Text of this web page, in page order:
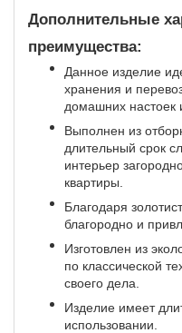
Дополнительные
преимущества:
Данное изделие
хранения и
домашних настоек
Выполнен из
длительный срок
интерьер
квартиры.
Благодаря
благородно и
Изготовлен из
по классической
своего дела.
Изделие имеет
использовании.